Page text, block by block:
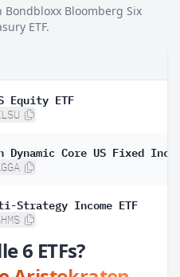
Bondbloxx Bloomberg Six
ETF.
Equity ETF
Strategy Income ETF
6 ETFs?